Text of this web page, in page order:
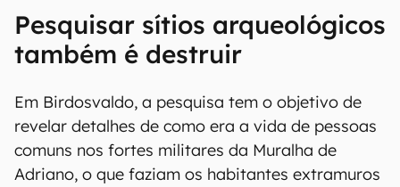
Pesquisar sítios arqueológicos
também é destruir
Em Birdosvaldo, a pesquisa tem o objetivo de
revelar detalhes de como era a vida de pessoas
comuns nos fortes militares da Muralha de
Adriano, o que faziam os habitantes extramuros